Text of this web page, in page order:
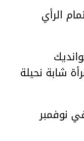
الرأي
شابة نحيلة
من العمر 31 عاما، ميتة في نوفمبر